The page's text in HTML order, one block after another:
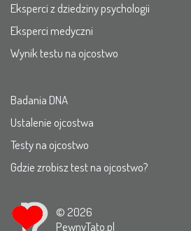
Eksperci z dziedziny psychologii
Eksperci medyczni
Wynik testu na ojcostwo
Badania DNA
Ustalenie ojcostwa
Testy na ojcostwo
Gdzie zrobisz test na ojcostwo?
© 2026
PewnyTato.pl